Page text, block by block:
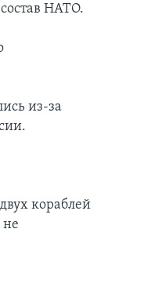
НАТО.
из-за
кораблей
не